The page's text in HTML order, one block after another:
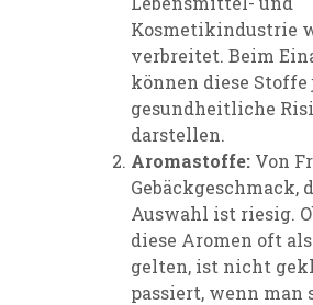
Kosmetikindustrie
verbreitet. Beim
können diese Stoffe
gesundheitliche
darstellen.
Aromastoffe: Von
Gebäckgeschmack,
Auswahl ist riesig.
diese Aromen oft als
gelten, ist nicht
passiert, wenn man